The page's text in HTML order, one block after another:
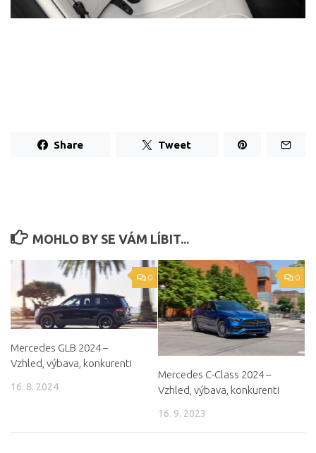
Share Tweet
MOHLO BY SE VÁM LÍBIT...
0
Mercedes GLB 2024 –
Vzhled, výbava, konkurenti
16. 8. 2024
0
Mercedes C-Class 2024 –
Vzhled, výbava, konkurenti
16. 9. 2023